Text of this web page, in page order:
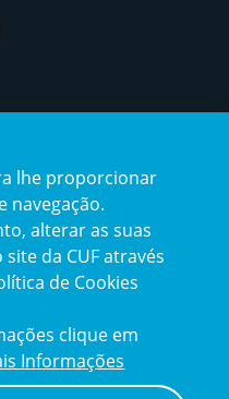
lhe proporcionar
navegação.
alterar as suas
da CUF através
de Cookies
clique em
Informações